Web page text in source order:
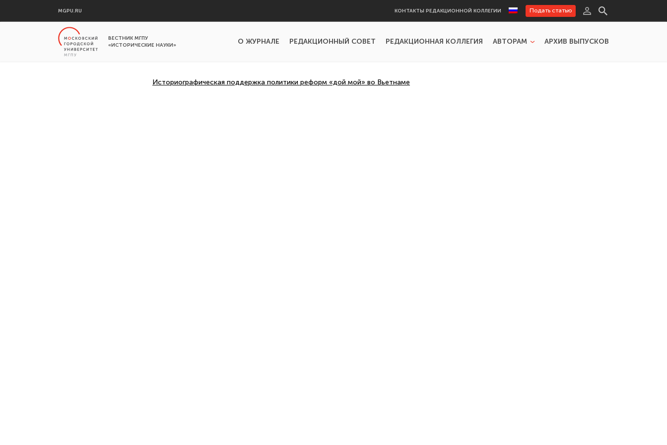
MGPU.RU КОНТАКТЫ РЕДАКЦИОННОЙ КОЛЛЕГИИ Подать статью
ВЕСТНИК МГПУ
«ИСТОРИЧЕСКИЕ НАУКИ»
О ЖУРНАЛЕ РЕДАКЦИОННЫЙ СОВЕТ РЕДАКЦИОННАЯ КОЛЛЕГИЯ АВТОРАМ АРХИВ ВЫПУСКОВ
Историографическая поддержка политики реформ «дой мой» во Вьетнаме